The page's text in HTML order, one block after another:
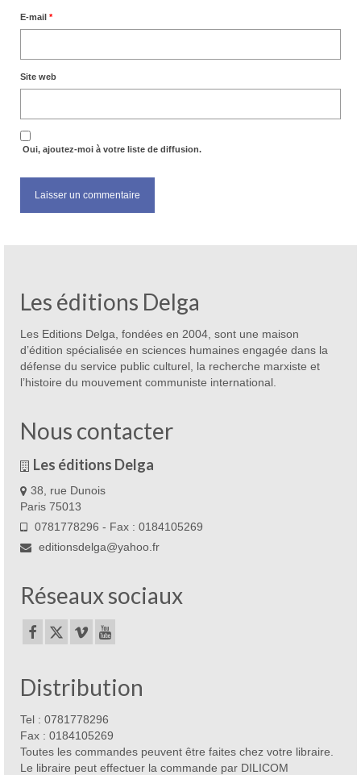
E-mail *
Site web
Oui, ajoutez-moi à votre liste de diffusion.
Les éditions Delga
Les Editions Delga, fondées en 2004, sont une maison
d’édition spécialisée en sciences humaines engagée dans la
défense du service public culturel, la recherche marxiste et
l’histoire du mouvement communiste international.
Nous contacter
Les éditions Delga
38, rue Dunois
Paris 75013
0781778296 - Fax : 0184105269
editionsdelga@yahoo.fr
Réseaux sociaux
Distribution
Tel : 0781778296
Fax : 0184105269
Toutes les commandes peuvent être faites chez votre libraire.
Le libraire peut effectuer la commande par DILICOM